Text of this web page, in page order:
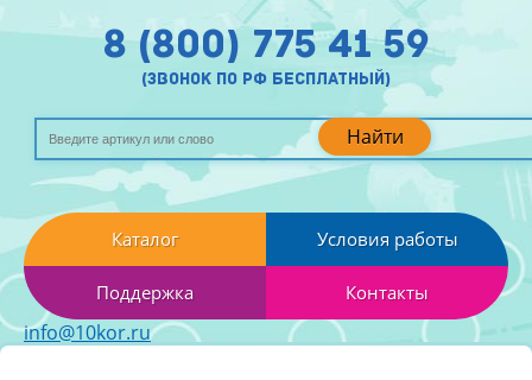
Найти
8 (800) 775 41 59
(звонок по рф бесплатный)
Каталог Условия работы
Поддержка Контакты
info@10kor.ru